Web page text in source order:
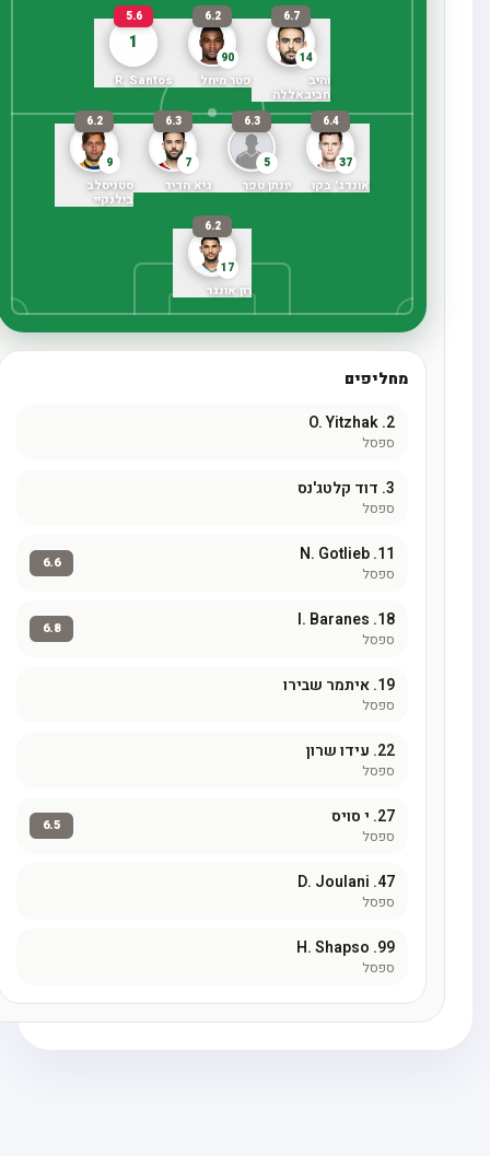
6.7
והיב
חביבאללה
6.2
פטר מיחל
1
5.6
R. Santos
6.4
אונדג' בקו
6.3
יונתן טפר
6.3
גיא הדיד
6.2
סטניסלב
בילנקיי
17
6.2
רון אונגר
מחליפים
O. Yitzhak
ספסל
דוד קלטג'נס
ספסל
N. Gotlieb
ספסל
I. Baranes
ספסל
איתמר שבירו
ספסל
עידו שרון
ספסל
י סויס
ספסל
D. Joulani
ספסל
H. Shapso
ספסל